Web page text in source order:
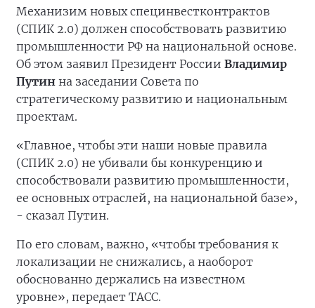
Механизим новых специнвестконтрактов
(СПИК 2.0) должен способствовать развитию
промышленности РФ на национальной основе.
Об этом заявил Президент России Владимир
Путин на заседании Совета по
стратегическому развитию и национальным
проектам.
«Главное, чтобы эти наши новые правила
(СПИК 2.0) не убивали бы конкуренцию и
способствовали развитию промышленности,
ее основных отраслей, на национальной базе»,
- сказал Путин.
По его словам, важно, «чтобы требования к
локализации не снижались, а наоборот
обоснованно держались на известном
уровне», передает ТАСС.